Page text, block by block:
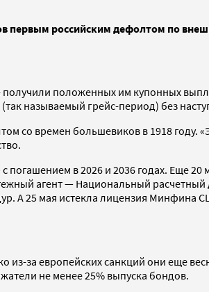
российским дефолтом по
положенных им купонных
называемый грейс-период) без
со времен большевиков в 1918 году.
в 2026 и 2036 годах. Еще
агент — Национальный
А 25 мая истекла лицензия Минфина
за европейских санкций они еще
не менее 25% выпуска бондов.